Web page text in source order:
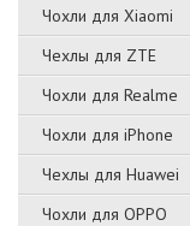
Чохли для Xiaomi
Чехлы для ZTE
Чохли для Realme
Чохли для iPhone
Чехлы для Huawei
Чохли для OPPO